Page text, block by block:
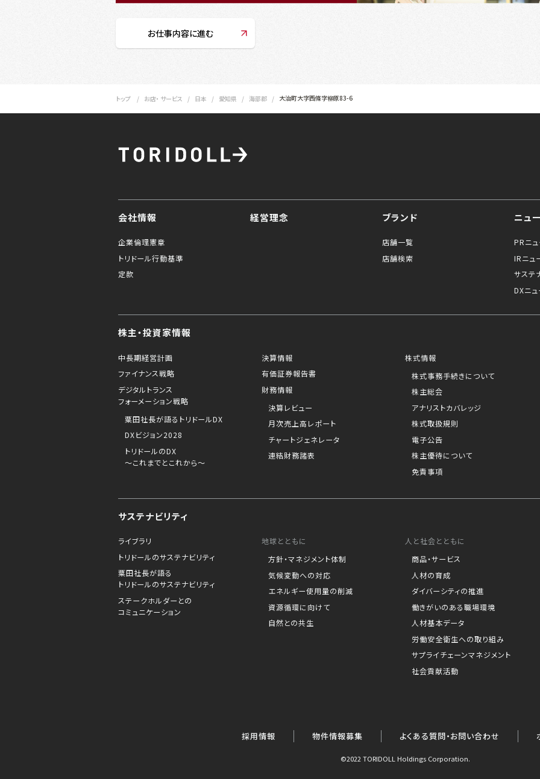
お仕事内容に進む
トップ お店・ サービス 日本 愛知県 海部郡 大治町大字西條字柳原83-6
会社情報
企業倫理憲章
トリドール行動基準
定款
経営理念 ブランド
店舗一覧
店舗検索
ニュ
PRニ
IRニュ
サステ
DXニ
株主・投資家情報
中長期経営計画
ファイナンス戦略
デジタルトランス
フォーメーション戦略
粟田社長が語るトリドールDX
DXビジョン2028
トリドールのDX
～これまでとこれから～
決算情報
有価証券報告書
財務情報
決算レビュー
月次売上高レポート
チャートジェネレータ
連結財務諸表
株式情報
株式事務手続きについて
株主総会
アナリストカバレッジ
株式取扱規則
電子公告
株主優待について
免責事項
サステナビリティ
ライブラリ
トリドールのサステナビリティ
粟田社長が語る
トリドールのサステナビリティ
ステークホルダーとの
コミュニケーション
地球とともに
方針・マネジメント体制
気候変動への対応
エネルギー使用量の削減
資源循環に向けて
自然との共生
人と社会とともに
商品・サービス
人材の育成
ダイバーシティの推進
働きがいのある職場環境
人材基本データ
労働安全衛生への取り組み
サプライチェーンマネジメント
社会貢献活動
採用情報 物件情報募集 よくある質問・お問い合わせ
©2022 TORIDOLL Holdings Corporation.